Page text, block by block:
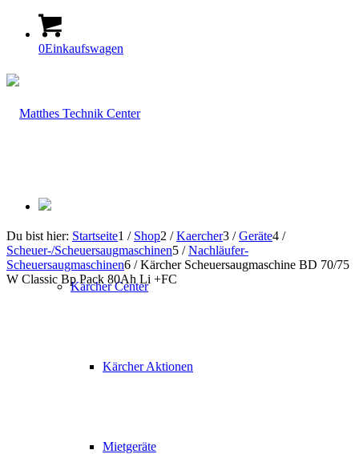
0Einkaufswagen
Kärcher Center
Kärcher Aktionen
Mietgeräte
Du bist hier: Startseite1 / Shop2 / Kaercher3 / Geräte4 /
Scheuer-/Scheuersaugmaschinen5 / Nachläufer-
Scheuersaugmaschinen6 / Kärcher Scheuersaugmaschine BD 70/75
W Classic Bp Pack 80Ah Li +FC